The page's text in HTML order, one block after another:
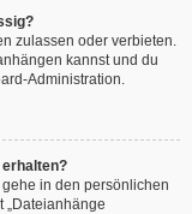
zulassen oder verbieten.
kannst und du
Administration.
in den persönlichen
„Dateianhänge